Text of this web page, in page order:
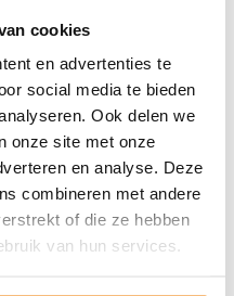
cookies
en advertenties te
social media te bieden
Ook delen we
onze site met onze
en analyse. Deze
combineren met andere
of die ze hebben
van hun services.
Prijs
v.a. €250,-
v.a. €250,-
v.a. €250,-
v.a. €250,-